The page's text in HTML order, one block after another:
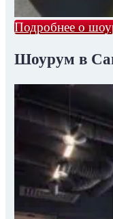
Подробнее о
Шоурум в